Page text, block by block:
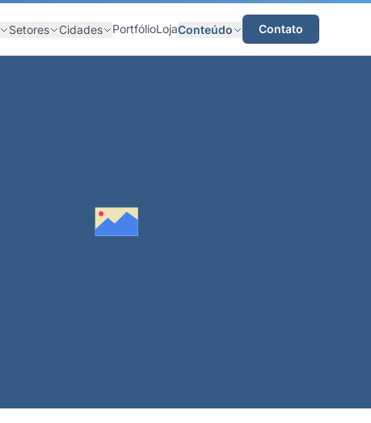
Setores Cidades PortfólioLojaConteúdo Contato